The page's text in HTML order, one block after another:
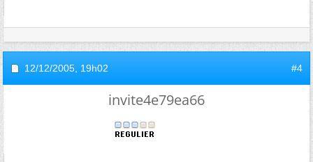
12/12/2005, 19h02 #4
invite4e79ea66